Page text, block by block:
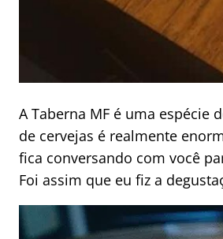
A Taberna MF é uma espécie
de cervejas é realmente
fica conversando com você
Foi assim que eu fiz a